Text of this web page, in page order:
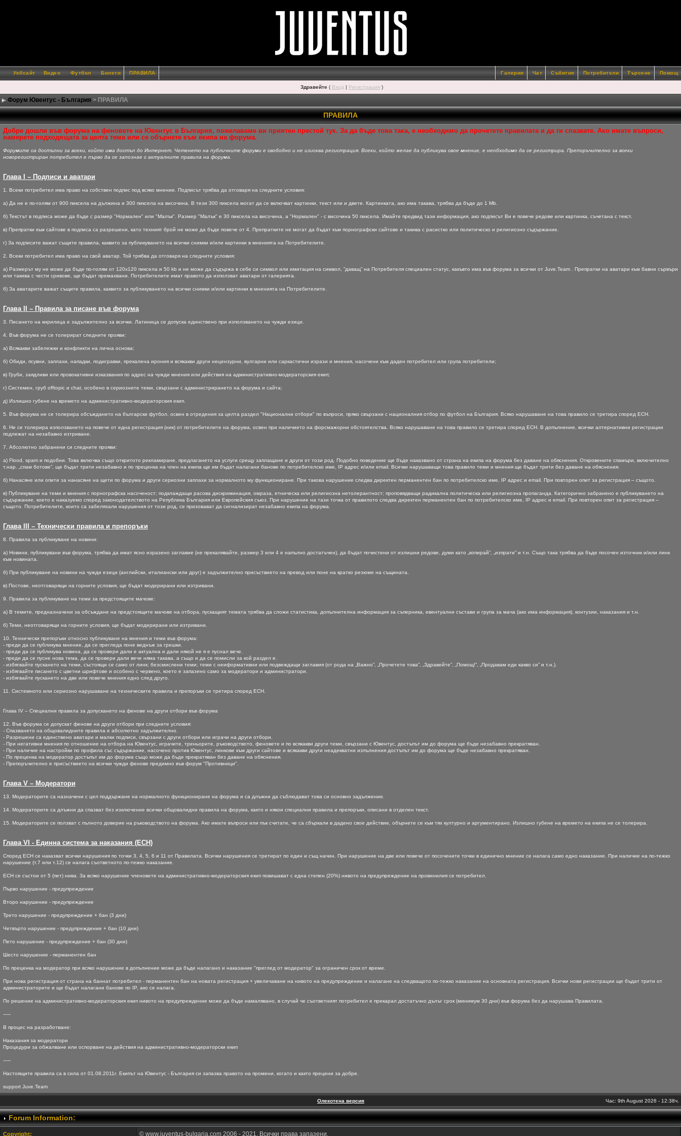
Уебсайт Видео Футбол Билети ПРАВИЛА Помощ
Търсене
Потребители
Събития
Чат
Галерия
Здравейте ( Вход | Регистрация )
Форум Ювентус - България > ПРАВИЛА
ПРАВИЛА
Добре дошли във форумa на феновете на Ювентус в България, пожелаваме ви приятен престой тук. За да бъде това така, е необходимо да прочетете правилата и да ги спазвате. Ако имате въпроси,
намерете подходящата за целта тема или се обърнете към екипа на форума.
Форумите са достъпни за всеки, който има достъп до Интернет. Четенето на публичните форуми е свободно и не изисква регистрация. Всеки, който желае да публикува свое мнение, е необходимо да се регистрира. Препоръчително за всеки
новорегистриран потребител е първо да се запознае с актуалните правила на форума.
Глава I – Подписи и аватари
1. Всеки потребител има право на собствен подпис под всяко мнение. Подписът трябва да отговаря на следните условия:
а) Да не е по-голям от 900 пиксела на дължина и 300 пиксела на височина. В тези 300 пиксела могат да се включват картинки, текст или и двете. Картинката, ако има такава, трябва да бъде до 1 Mb.
б) Текстът в подписа може да бъде с размер "Нормален" или "Малък". Размер "Малък" е 30 пиксела на височина, а "Нормален" - с височина 50 пиксела. Имайте предвид тази информация, ако подписът Ви е повече редове или картинка, съчетана с текст.
в) Препратки към сайтове в подписа са разрешени, като техният брой не може да бъде повече от 4. Препратките не могат да бъдат към порнографски сайтове и такива с расистко или политическо и религиозно съдържание.
г) За подписите важат същите правила, каквито за публикуването на всички снимки и/или картинки в мненията на Потребителите.
2. Всеки потребител има право на свой аватар. Той трябва да отговаря на следните условия:
а) Размерът му не може да бъде по-голям от 120х120 пиксела и 50 kb и не може да съдържа в себе си символ или имитация на символ, ”даващ” на Потребителя специален статус, какъвто има във форума за всички oт Juve.Team . Препратки на аватари към бавни сървъри
или такива с чести сривове, ще бъдат премахвани. Потребителите имат правото да използват аватари от галерията.
б) За аватарите важат същите правила, каквито за публикуването на всички снимки и/или картинки в мненията на Потребителите.
Глава II – Правила за писане във форума
3. Писането на кирилица е задължително за всички. Латиница се допуска единствено при използването на чужди езици.
4. Във форума не се толерират следните прояви:
а) Всякакви забележки и конфликти на лична основа;
б) Обиди, псувни, заплахи, нападки, подигравки, прекалена ирония и всякакви други нецензурни, вулгарни или саркастични изрази и мнения, насочени към даден потребител или група потребители;
в) Груби, заядливи или провокативни изказвания по адрес на чужди мнения или действия на административно-модераторския екип;
г) Системен, груб offtopic и chat, особено в сериозните теми, свързани с администрирането на форума и сайта;
д) Излишно губене на времето на административно-модераторския екип.
5. Във форума не се толерира обсъждането на български футбол, освен в отредения за целта раздел "Национални отбори" по въпроси, пряко свързани с националния отбор по футбол на България. Всяко нарушаване на това правило се третира според ЕСН.
6. Не се толерира използването на повече от една регистрация (ник) от потребителите на форума, освен при наличието на форсмажорни обстоятелства. Всяко нарушаване на това правило се третира според ЕСН. В допълнение, всички алтернативни регистрации
подлежат на незабавно изтриване.
7. Абсолютно забранени си следните прояви:
а) Flood, spam и подобни. Това включва също откритото рекламиране, предлагането на услуги срещу заплащане и други от този род. Подобно поведение ще бъде наказвано от страна на екипа на форума без даване на обяснения. Откровените спамъри, включително
т.нар. „спам ботове”, ще бъдат трити незабавно и по преценка на член на екипа ще им бъдат налагани банове по потребителско име, IP адрес и/или email. Всички нарушаващи това правило теми и мнения ще бъдат трити без даване на обяснения.
б) Нанасяне или опити за нанасяне на щети по форума и други сериозни заплахи за нормалното му функциониране. При такова нарушение следва директен перманентен бан по потребителско име, IP адрес и email. При повторен опит за регистрация – същото.
в) Публикуване на теми и мнения с порнографска насоченост; подклаждащи расова дискриминация, омраза, етническа или религиозна нетолерантност; проповядващи радикална политическа или религиозна пропаганда. Категорично забранено е публикуването на
съдържание, което е наказуемо според законодателството на Република България или Европейския съюз. При нарушение на тази точка от правилото следва директен перманентен бан по потребителско име, IP адрес и email. При повторен опит за регистрация –
същото. Потребителите, които са забелязали нарушения от този род, се призовават да сигнализират незабавно екипа на форума.
Глава III – Технически правила и препоръки
8. Правила за публикуване на новини:
а) Новини, публикувани във форума, трябва да имат ясно изразено заглавие (не прекалявайте, размер 3 или 4 е напълно достатъчен), да бъдат почистени от излишни редове, думи като „копирай”, „изпрати” и т.н. Също така трябва да бъде посочен източник и/или линк
към новината.
б) При публикуване на новини на чужди езици (английски, италиански или друг) е задължително присъствието на превод или поне на кратко резюме на същината.
в) Постове, неотговарящи на горните условия, ще бъдат модерирани или изтривани.
9. Правила за публикуване на теми за предстоящите мачове:
а) В темите, предназначени за обсъждане на предстоящите мачове на отбора, пускащият темата трябва да сложи статистика, допълнителна информация за съперника, евентуални състави и група за мача (ако има информация), контузии, наказания и т.н.
б) Теми, неотговарящи на горните условия, ще бъдат модерирани или изтривани.
10. Технически препоръки относно публикуване на мнения и теми във форума:
- преди да се публикува мнение, да се прегледа поне веднъж за грешки.
- преди да се публикува новина, да се провери дали е актуална и дали някой не я е пуснал вече.
- преди да се пусне нова тема, да се провери дали вече няма такава, а също и да се помисли за кой раздел е.
- избягвайте пускането на теми, състоящи се само от линк; безсмислени теми; теми с неиформативни или подвеждащи заглавия (от рода на „Важно”, „Прочетете това”, „Здравейте”, „Помощ!”, „Продавам еди какво си” и т.н.).
- избягвайте писането с цветни шрифтове и особено с червено, което е запазено само за модератори и администратори.
- избягвайте пускането на две или повече мнения едно след друго.
11. Системното или сериозно нарушаване на техническите правила и препоръки се третира според ЕСН.
Глава IV – Специални правила за допускането на фенове на други отбори във форума
12. Във форума се допускат фенове на други отбори при следните условия:
- Спазването на общовалидните правила е абсолютно задължително.
- Разрешени са единствено аватари и малки подписи, свързани с други отбори или играчи на други отбори.
- При негативни мнения по отношение на отбора на Ювентус, играчите, треньорите, ръководството, феновете и по всякакви други теми, свързани с Ювентус, достъпът им до форума ще бъде незабавно прекратяван.
- При наличие на настройки по профила със съдържание, насочено против Ювентус, линкове към други сайтове и всякакви други неадекватни изпълнения достъпът им до форума ще бъде незабавно прекратяван.
- По преценка на модератор достъпът им до форума също може да бъде прекратяван без даване на обяснения.
- Препоръчително е присъствието на всички чужди фенове предимно във форум "Противници".
Глава V – Модератори
13. Модераторите са назначени с цел поддържане на нормалното функциониране на форума и са длъжни да съблюдават това си основно задължение.
14. Модераторите са длъжни да спазват без изключение всички общовалидни правила на форума, както и някои специални правила и препоръки, описани в отделен текст.
15. Модераторите се ползват с пълното доверие на ръководството на форума. Ако имате въпроси или пък считате, че са сбъркали в дадено свое действие, обърнете се към тях културно и аргументирано. Излишно губене на времето на екипа не се толерира.
Глава VI - Единна система за наказания (ЕСН)
Според ЕСН се наказват всички нарушения по точки 3, 4, 5, 6 и 11 от Правилата. Всички нарушения се третират по един и същ начин. При нарушение на две или повече от посочените точки в единично мнение се налага само едно наказание. При наличие на по-тежко
нарушение (т.7 или т.12) се налага съответното по-тежко наказание.
ЕСН се състои от 5 (пет) нива. За всяко нарушение членовете на административно-модераторския екип повишават с една степен (20%) нивото на предупреждение на провинилия се потребител.
Първо нарушение - предупреждение
Второ нарушение - предупреждение
Трето нарушение - предупреждение + бан (3 дни)
Четвърто нарушение - предупреждение + бан (10 дни)
Пето нарушение - предупреждение + бан (30 дни)
Шесто нарушение - перманентен бан
По преценка на модератор при всяко нарушение в допълнение може да бъде налагано и наказание "преглед от модератор" за ограничен срок от време.
При нова регистрация от страна на баннат потребител - перманентен бан на новата регистрация + увеличаване на нивото на предупреждение и налагане на следващото по-тежко наказание на основната регистрация. Всички нови регистрации ще бъдат трити от
администраторите и ще бъдат налагани банове по IP, ако се налага.
По решение на административно-модераторския екип нивото на предупреждение може да бъде намалявано, в случай че съответният потребител е прекарал достатъчно дълъг срок (минимум 30 дни) във форума без да нарушава Правилата.
-----
В процес на разработване:
Наказания за модератори
Процедури за обжалване или оспорване на действия на административно-модераторски екип
-----
Настоящите правила са в сила от 01.08.2011г. Екипът на Ювентус - България си запазва правото на промени, когато и както прецени за добре.
support Juve.Team
Олекотена версия Час: 9th August 2026 - 12:38ч.
Forum Information:
Copyright: © www.juventus-bulgaria.com 2006 - 2021. Всички права запазени.